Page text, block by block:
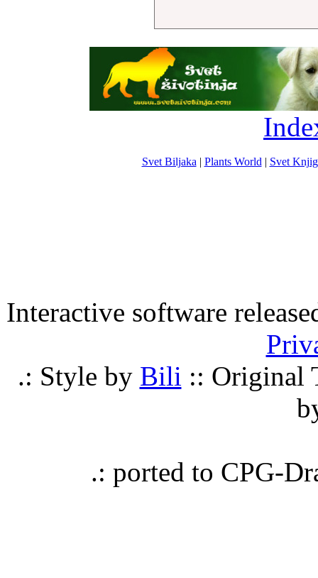
Svet Biljaka | Plants World | Svet
Interactive software
.: Style by Bili :: Original
.: ported to CPG-